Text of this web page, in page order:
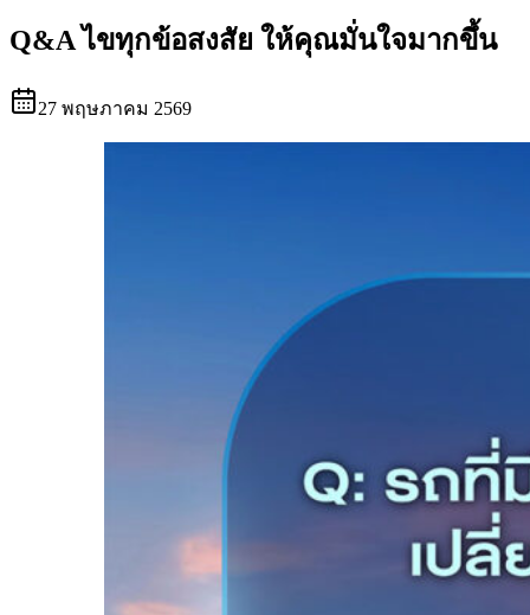
Q&A ไขทุกข้อสงสัย ให้คุณมั่นใจมากขึ้น
27 พฤษภาคม 2569